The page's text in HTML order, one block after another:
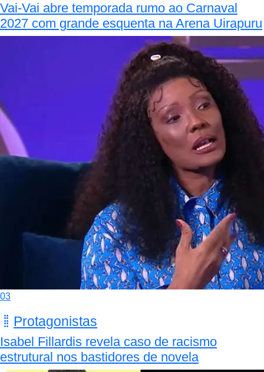
Vai-Vai abre temporada rumo ao Carnaval
2027 com grande esquenta na Arena Uirapuru
03
Protagonistas
Isabel Fillardis revela caso de racismo
estrutural nos bastidores de novela